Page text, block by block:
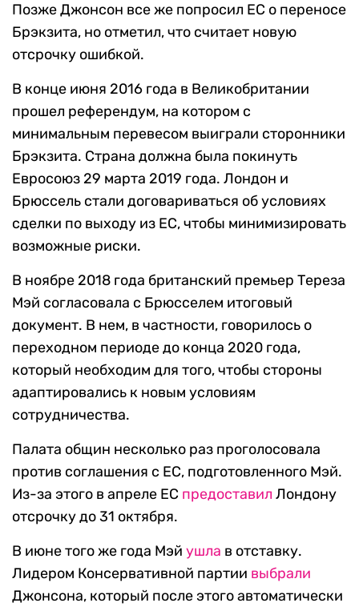
Позже Джонсон все же попросил ЕС о переносе
Брэкзита, но отметил, что считает новую
отсрочку ошибкой.
В конце июня 2016 года в Великобритании
прошел референдум, на котором с
минимальным перевесом выиграли сторонники
Брэкзита. Страна должна была покинуть
Евросоюз 29 марта 2019 года. Лондон и
Брюссель стали договариваться об условиях
сделки по выходу из ЕС, чтобы минимизировать
возможные риски.
В ноябре 2018 года британский премьер Тереза
Мэй согласовала с Брюсселем итоговый
документ. В нем, в частности, говорилось о
переходном периоде до конца 2020 года,
который необходим для того, чтобы стороны
адаптировались к новым условиям
сотрудничества.
Палата общин несколько раз проголосовала
против соглашения с ЕС, подготовленного Мэй.
Из-за этого в апреле ЕС предоставил Лондону
отсрочку до 31 октября.
В июне того же года Мэй ушла в отставку.
Лидером Консервативной партии выбрали
Джонсона, который после этого автоматически